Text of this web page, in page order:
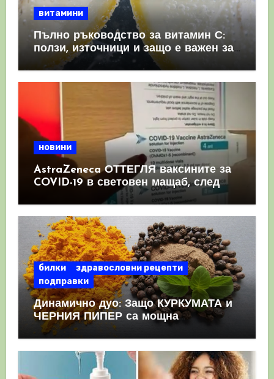
витамини
Пълно ръководство за витамин С:
ползи, източници и защо е важен за
имунната система
новини
AstraZeneca ОТТЕГЛЯ ваксините за
COVID-19 в световен мащаб, след
като призна, че те причиняват
билки
здравословни рецепти
подправки
Динамично дуо: Защо КУРКУМАТА и
ЧЕРНИЯ ПИПЕР са мощна
комбинация